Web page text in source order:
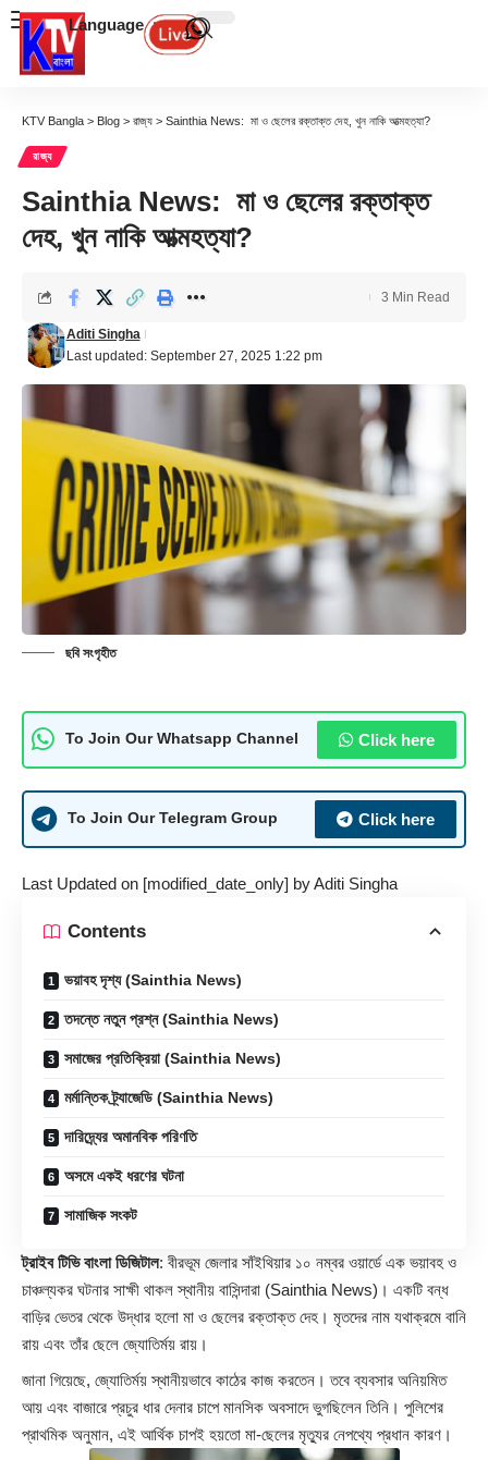
Language
KTV Bangla > Blog > রাজ্য > Sainthia News: মা ও ছেলের রক্তাক্ত দেহ, খুন নাকি আত্মহত্যা?
রাজ্য
Sainthia News: মা ও ছেলের রক্তাক্ত
দেহ, খুন নাকি আত্মহত্যা?
Last updated: September 27, 2025 1:22 pm
Aditi Singha
3 Min Read
ছবি সংগৃহীত
To Join Our Whatsapp Channel Click here
To Join Our Telegram Group Click here
Last Updated on [modified_date_only] byAditi Singha
Contents
ভয়াবহ দৃশ্য (Sainthia News)
তদন্তে নতুন প্রশ্ন (Sainthia News)
সমাজের প্রতিক্রিয়া (Sainthia News)
মর্মান্তিক ট্র্যাজেডি (Sainthia News)
দারিদ্র্যের অমানবিক পরিণতি
অসমে একই ধরণের ঘটনা
সামাজিক সংকট
ট্রাইব টিভি বাংলা ডিজিটাল: বীরভূম জেলার সাঁইথিয়ার ১০ নম্বর ওয়ার্ডে এক ভয়াবহ ও
চাঞ্চল্যকর ঘটনার সাক্ষী থাকল স্থানীয় বাসিন্দারা (Sainthia News)। একটি বন্ধ
বাড়ির ভেতর থেকে উদ্ধার হলো মা ও ছেলের রক্তাক্ত দেহ। মৃতদের নাম যথাক্রমে বানি
রায় এবং তাঁর ছেলে জ্যোতির্ময় রায়।
জানা গিয়েছে, জ্যোতির্ময় স্থানীয়ভাবে কাঠের কাজ করতেন। তবে ব্যবসার অনিয়মিত
আয় এবং বাজারে প্রচুর ধার দেনার চাপে মানসিক অবসাদে ভুগছিলেন তিনি। পুলিশের
প্রাথমিক অনুমান, এই আর্থিক চাপই হয়তো মা-ছেলের মৃত্যুর নেপথ্যে প্রধান কারণ।